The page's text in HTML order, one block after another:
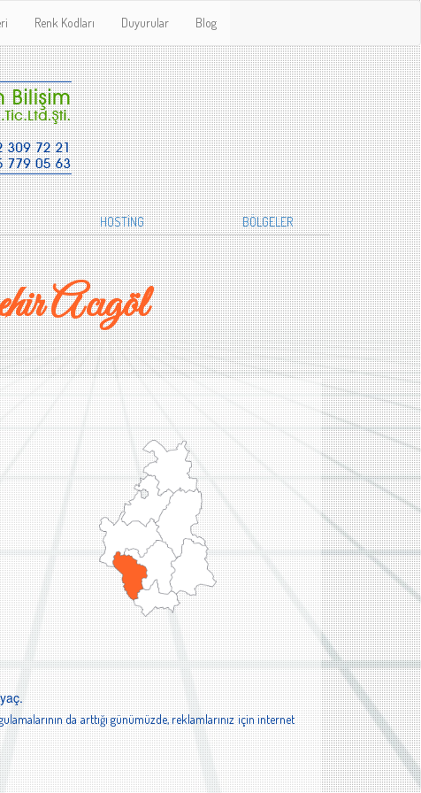
Renk Kodları Duyurular Blog
HOSTİNG BÖLGELER
Acıgöl
da arttığı günümüzde, reklamlarınız için internet